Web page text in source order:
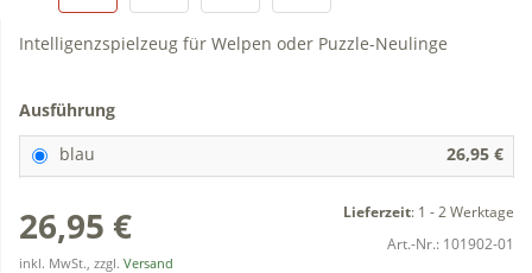
Intelligenzspielzeug für Welpen oder Puzzle-Neulinge
Ausführung
blau
26,95 €
26,95 €
inkl. MwSt., zzgl. Versand
Lieferzeit: 1 - 2 Werktage
Art.-Nr.: 101902-01